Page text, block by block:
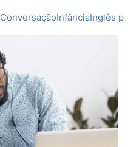
ConversaçãoInfânciaInglês